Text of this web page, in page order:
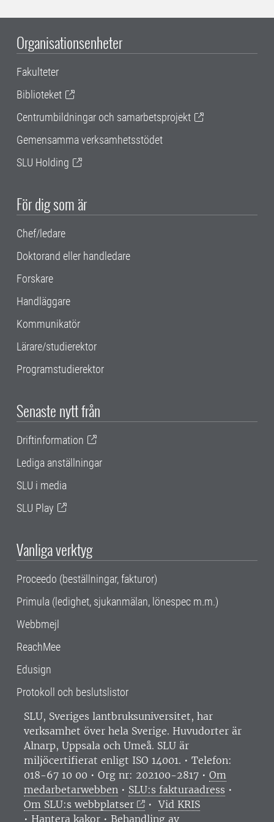
Organisationsenheter
Fakulteter
Biblioteket
Centrumbildningar och samarbetsprojekt
Gemensamma verksamhetsstödet
SLU Holding
För dig som är
Chef/ledare
Doktorand eller handledare
Forskare
Handläggare
Kommunikatör
Lärare/studierektor
Programstudierektor
Senaste nytt från
Driftinformation
Lediga anställningar
SLU i media
SLU Play
Vanliga verktyg
Proceedo (beställningar, fakturor)
Primula (ledighet, sjukanmälan, lönespec m.m.)
Webbmejl
ReachMee
Edusign
Protokoll och beslutslistor
SLU, Sveriges lantbruksuniversitet, har
verksamhet över hela Sverige. Huvudorter är
Alnarp, Uppsala och Umeå. SLU är
miljöcertifierat enligt ISO 14001. • Telefon:
018-67 10 00 • Org nr: 202100-2817 • Om
medarbetarwebben • SLU:s fakturaadress •
Om SLU:s webbplatser
•Vid KRIS
• Hantera kakor • Behandling av